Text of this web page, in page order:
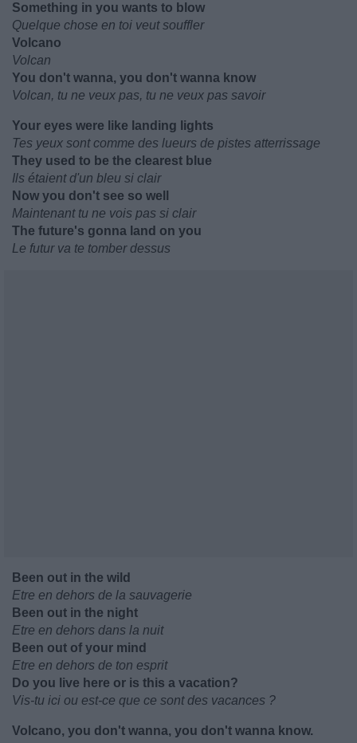
Something in you wants to blow
Quelque chose en toi veut souffler
Volcano
Volcan
You don't wanna, you don't wanna know
Volcan, tu ne veux pas, tu ne veux pas savoir
Your eyes were like landing lights
Tes yeux sont comme des lueurs de pistes atterrissage
They used to be the clearest blue
Ils étaient d'un bleu si clair
Now you don't see so well
Maintenant tu ne vois pas si clair
The future's gonna land on you
Le futur va te tomber dessus
Been out in the wild
Etre en dehors de la sauvagerie
Been out in the night
Etre en dehors dans la nuit
Been out of your mind
Etre en dehors de ton esprit
Do you live here or is this a vacation?
Vis-tu ici ou est-ce que ce sont des vacances ?
Volcano, you don't wanna, you don't wanna know.